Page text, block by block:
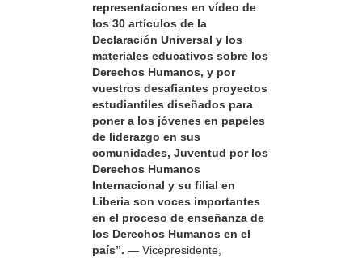
representaciones en vídeo de
los 30 artículos de la
Declaración Universal y los
materiales educativos sobre los
Derechos Humanos, y por
vuestros desafiantes proyectos
estudiantiles diseñados para
poner a los jóvenes en papeles
de liderazgo en sus
comunidades, Juventud por los
Derechos Humanos
Internacional y su filial en
Liberia son voces importantes
en el proceso de enseñanza de
los Derechos Humanos en el
país”. — Vicepresidente,